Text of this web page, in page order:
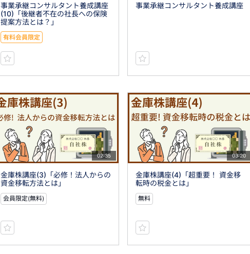
事業承継コンサルタント養成講座
(10)「後継者不在の社長への保険
提案方法とは？」
有料会員限定
事業承継コンサルタント養成講座
02:35
金庫株講座(3)「必修！法人からの
資金移転方法とは」
会員限定(無料)
03:20
金庫株講座(4)「超重要！ 資金移
転時の税金とは」
無料